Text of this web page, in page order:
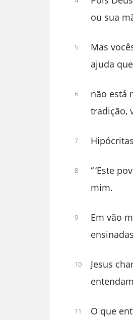
ou sua
5
Mas
ajuda
6
não está
tradição,
7
8
“ ‘Este
mim.
9
Em vão
10
Jesus
11
O que